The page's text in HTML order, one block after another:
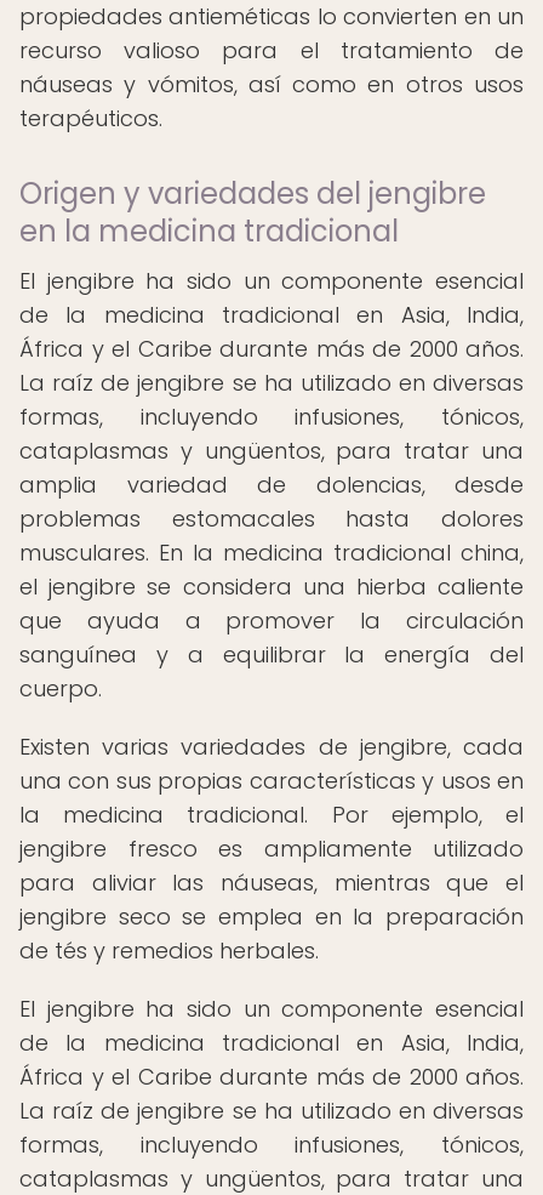
propiedades antieméticas lo convierten en un
recurso valioso para el tratamiento de
náuseas y vómitos, así como en otros usos
terapéuticos.
Origen y variedades del jengibre
en la medicina tradicional
El jengibre ha sido un componente esencial
de la medicina tradicional en Asia, India,
África y el Caribe durante más de 2000 años.
La raíz de jengibre se ha utilizado en diversas
formas, incluyendo infusiones, tónicos,
cataplasmas y ungüentos, para tratar una
amplia variedad de dolencias, desde
problemas estomacales hasta dolores
musculares. En la medicina tradicional china,
el jengibre se considera una hierba caliente
que ayuda a promover la circulación
sanguínea y a equilibrar la energía del
cuerpo.
Existen varias variedades de jengibre, cada
una con sus propias características y usos en
la medicina tradicional. Por ejemplo, el
jengibre fresco es ampliamente utilizado
para aliviar las náuseas, mientras que el
jengibre seco se emplea en la preparación
de tés y remedios herbales.
El jengibre ha sido un componente esencial
de la medicina tradicional en Asia, India,
África y el Caribe durante más de 2000 años.
La raíz de jengibre se ha utilizado en diversas
formas, incluyendo infusiones, tónicos,
cataplasmas y ungüentos, para tratar una